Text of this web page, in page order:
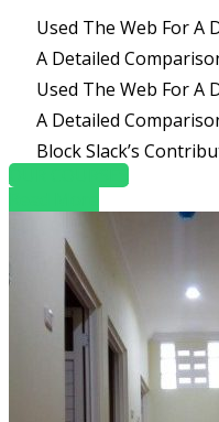
Used The Web For A
A Detailed
Used The Web For A
A Detailed
Block Slack’s
OUR COURSES